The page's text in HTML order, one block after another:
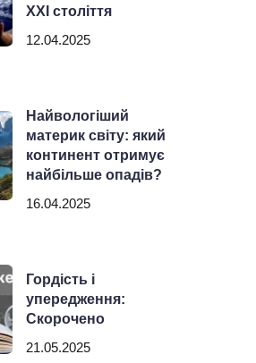
XXI століття
12.04.2025
Найвологіший
материк світу: який
континент отримує
найбільше опадів?
16.04.2025
Гордість і
упередження:
Скорочено
21.05.2025